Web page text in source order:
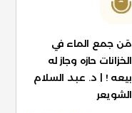
مَن جمع الماء في
الخزانات حازه وجاز له
بيعه ! | د. عبد السلام
الشويعر